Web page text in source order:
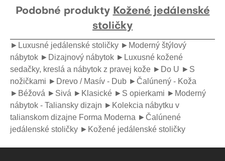
Podobné produkty Kožené jedálenské
stoličky
►Luxusné jedálenské stoličky ►Moderný štýlový
nábytok ►Dizajnový nábytok ►Luxusné kožené
sedačky, kreslá a nábytok z pravej kože ►Do U ►S
nožičkami ►Drevo / Masív - Dub ►Čalúnený - Koža
►Béžová ►Sivá ►Klasické ►S opierkami ►Moderný
nábytok - Taliansky dizajn ►Kolekcia nábytku v
talianskom dizajne Forma Moderna ►Čalúnené
jedálenské stoličky ►Kožené jedálenské stoličky